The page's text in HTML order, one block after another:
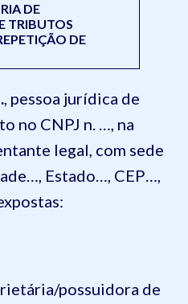
DE
TRIBUTOS
DE
, pessoa jurídica de
no CNPJ n. …, na
legal, com sede
Estado…, CEP…,
possuidora de